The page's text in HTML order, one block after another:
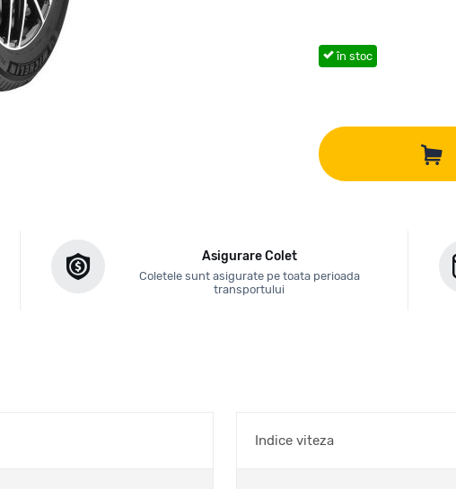
în stoc
Asigurare Colet
Coletele sunt asigurate pe toata perioada
transportului
Indice viteza